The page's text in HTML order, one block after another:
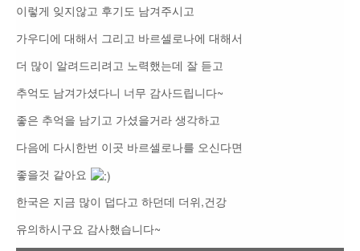
이렇게 잊지않고 후기도 남겨주시고
가우디에 대해서 그리고 바르셀로나에 대해서
더 많이 알려드리려고 노력했는데 잘 듣고
추억도 남겨가셨다니 너무 감사드립니다~
좋은 추억을 남기고 가셨을거라 생각하고
다음에 다시한번 이곳 바르셀로나를 오신다면
좋을것 같아요
한국은 지금 많이 덥다고 하던데 더위,건강
유의하시구요 감사했습니다~